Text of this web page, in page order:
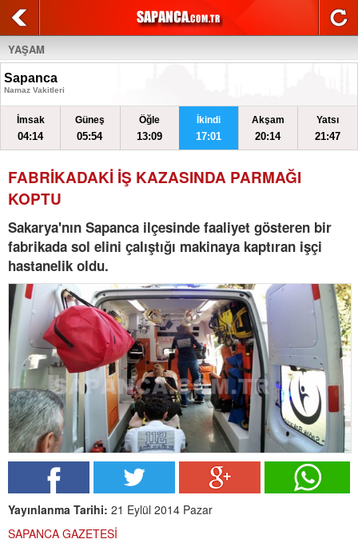
YAŞAM
Sapanca
Namaz Vakitleri
İmsak
04:14
Güneş
05:54
Öğle
13:09
İkindi
17:01
Akşam
20:14
Yatsı
21:47
FABRİKADAKİ İŞ KAZASINDA PARMAĞI
KOPTU
Sakarya'nın Sapanca ilçesinde faaliyet gösteren bir
fabrikada sol elini çalıştığı makinaya kaptıran işçi
hastanelik oldu.
Yayınlanma Tarihi: 21 Eylül 2014 Pazar
SAPANCA GAZETESİ